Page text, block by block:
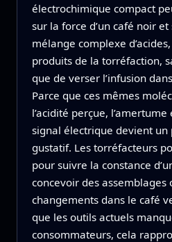
électrochimique compact
sur la force d’un café noir
mélange complexe
produits de la torréfaction,
que de verser l’infusion
Parce que ces mêmes
l’acidité perçue, l’amertume
signal électrique devient
gustatif. Les torréfacteurs
pour suivre la constance
concevoir des assemblages
changements dans le café
que les outils actuels
consommateurs, cela